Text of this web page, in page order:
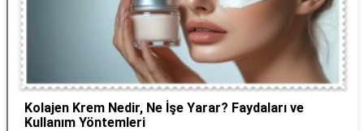
Kolajen Krem Nedir, Ne İşe Yarar? Faydaları ve
Kullanım Yöntemleri